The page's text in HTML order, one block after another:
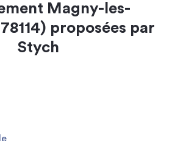
Magny-les-
proposées par
Stych